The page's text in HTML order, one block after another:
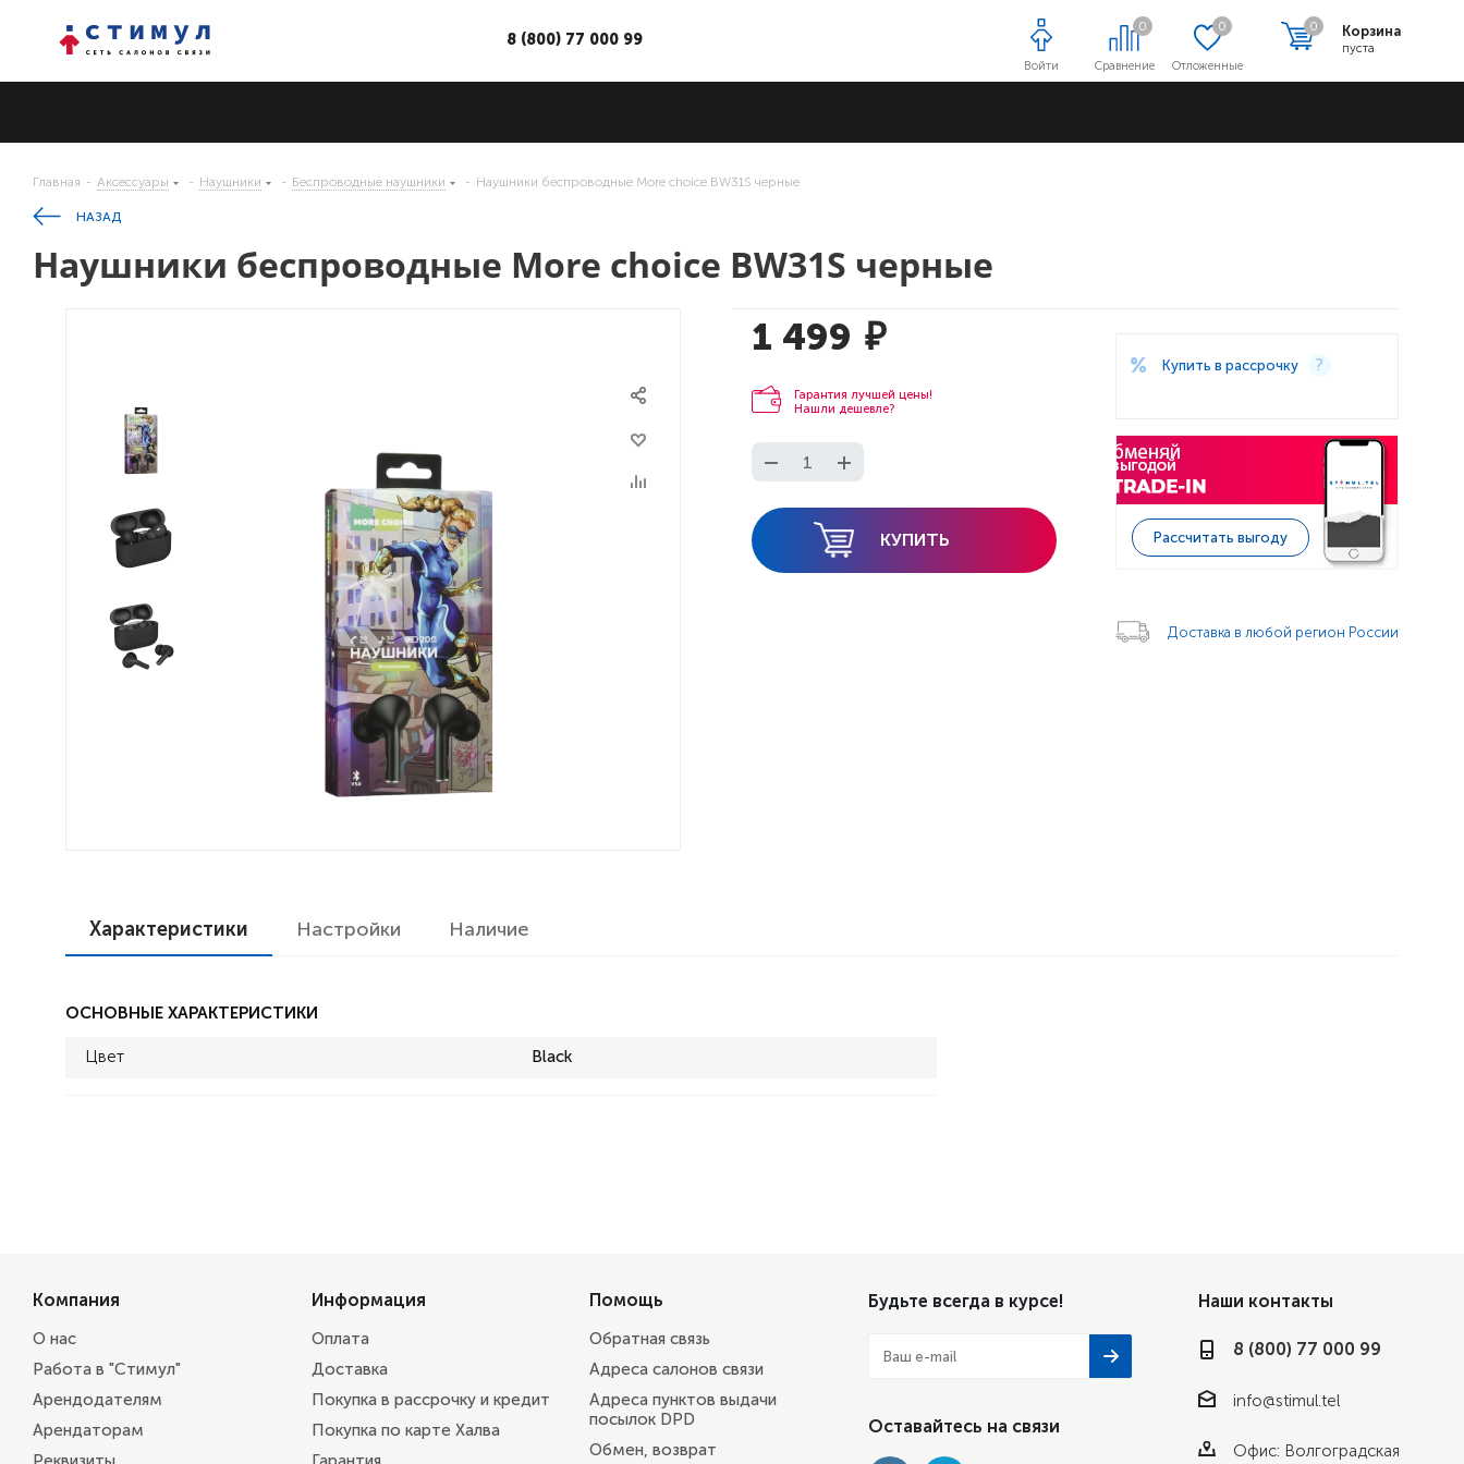
Сравнение
0
Отложенные
0 Корзина
пуста
0
Войти
8 (800) 77 000 99
Главная - Аксессуары - Наушники - Беспроводные наушники - Наушники беспроводные More choice BW31S черные
НАЗАД
Наушники беспроводные More choice BW31S черные
1 499 ₽
Гарантия лучшей цены!
Нашли дешевле?
КУПИТЬ
Купить в рассрочку
Рассчитать выгоду
Доставка в любой регион России
Характеристики Настройки Наличие
ОСНОВНЫЕ ХАРАКТЕРИСТИКИ
Цвет Black
Компания
О нас
Работа в "Стимул"
Арендодателям
Арендаторам
Информация
Оплата
Доставка
Покупка в рассрочку и кредит
Покупка по карте Халва
Помощь
Обратная связь
Адреса салонов связи
Адреса пунктов выдачи
посылок DPD
Обмен, возврат
Будьте всегда в курсе!
Оставайтесь на связи
Наши контакты
8 (800) 77 000 99
info@stimul.tel
Офис: Волгоградская